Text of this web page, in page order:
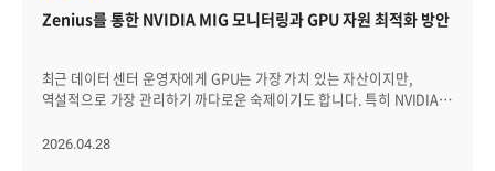
클라우드에 각각 클러스터가 구성되면 환경별 목적과 제약이
클러스터가 나뉘면서 버전, 설정, 접근 권한, 배포 방식, 네트워크 정책이
조금씩 달라질 수 있습니다. 이처럼 클러스터가 늘어나며 관리 기준이
분산되는 현상을 흔히 ‘클러스터 스프롤’이라고 볼 수 있습니다.
지나면 각 클러스터가 서로 다른 방식으로 운영되고 설정과 정책이
Zenius를 통한 NVIDIA MIG 모니터링과 GPU 자원 최적화 방안
최근 데이터 센터 운영자에게 GPU는 가장 가치 있는 자산이지만,
역설적으로 가장 관리하기 까다로운 숙제이기도 합니다. 특히 NVIDIA
숲을 넘어 그 안의 나무 한 그루(인스턴스)까지 낱낱이 살펴봐야 하는
2026.04.28